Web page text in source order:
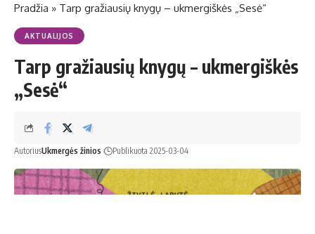
Pradžia » Tarp gražiausių knygų – ukmergiškės „Sesė“
AKTUALIJOS
Tarp gražiausių knygų – ukmergiškės
„Sesė“
AutoriusUkmergės žinios Publikuota 2025-03-04